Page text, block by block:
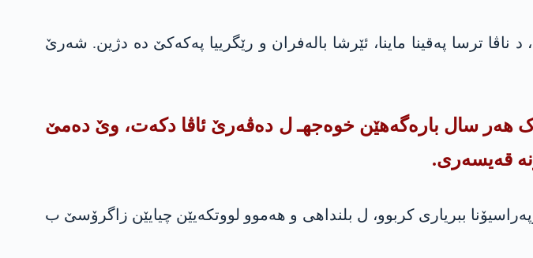
ترسا پەقینا ماینا، ئێرشا بالەفران و رێگرییا په‌كه‌كێ دە دژین. شەرێ
هەر سال بارەگەهێن خوەجهـ ل دەڤەرێ ئاڤا دکەت، وێ دەمێ
قەیسەری.
ببریاری کربوو، ل بلنداهی و هەموو لووتکەیێن چیایێن زاگرۆسێ ب